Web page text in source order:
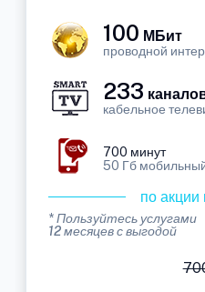
100 МБит
проводной
233
кабельное
700 минут
50 Гб
по акции
* Пользуйтесь услугами
12 месяцев с выгодой